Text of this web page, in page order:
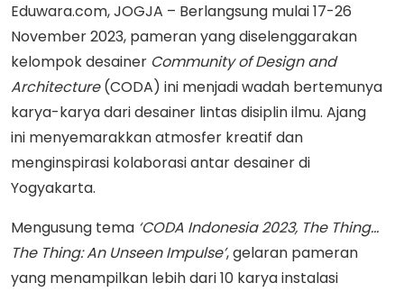
Eduwara.com, JOGJA – Berlangsung mulai 17-26
November 2023, pameran yang diselenggarakan
kelompok desainer Community of Design and
Architecture(CODA) ini menjadi wadah bertemunya
karya-karya dari desainer lintas disiplin ilmu. Ajang
ini menyemarakkan atmosfer kreatif dan
menginspirasi kolaborasi antar desainer di
Yogyakarta.
Mengusung tema ‘CODA Indonesia 2023, The Thing...
The Thing: An Unseen Impulse’, gelaran pameran
yang menampilkan lebih dari 10 karya instalasi